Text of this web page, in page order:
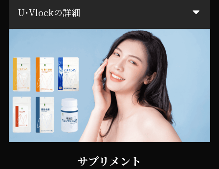
U･Vlockの詳細
サプリメント